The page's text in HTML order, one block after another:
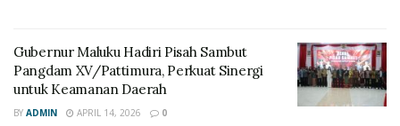
Gubernur Maluku Hadiri Pisah Sambut
Pangdam XV/Pattimura, Perkuat Sinergi
untuk Keamanan Daerah
BY ADMIN APRIL 14, 2026 0